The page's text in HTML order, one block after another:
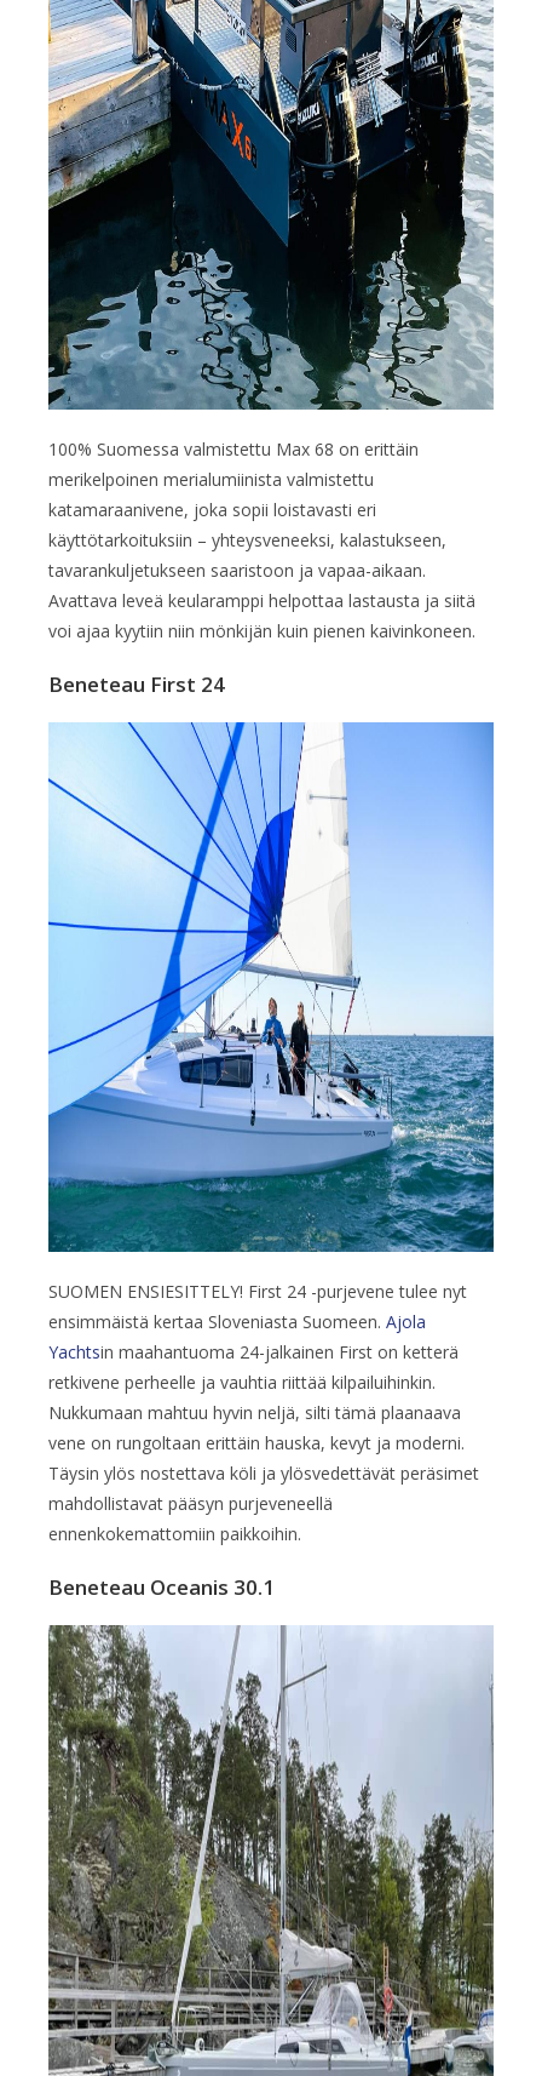
100% Suomessa valmistettu Max 68 on erittäin
merikelpoinen merialumiinista valmistettu
katamaraanivene, joka sopii loistavasti eri
käyttötarkoituksiin – yhteysveneeksi, kalastukseen,
tavarankuljetukseen saaristoon ja vapaa-aikaan.
Avattava leveä keularamppi helpottaa lastausta ja siitä
voi ajaa kyytiin niin mönkijän kuin pienen kaivinkoneen.
Beneteau First 24
SUOMEN ENSIESITTELY! First 24 -purjevene tulee nyt
ensimmäistä kertaa Sloveniasta Suomeen. Ajola
Yachtsin maahantuoma 24-jalkainen First on ketterä
retkivene perheelle ja vauhtia riittää kilpailuihinkin.
Nukkumaan mahtuu hyvin neljä, silti tämä plaanaava
vene on rungoltaan erittäin hauska, kevyt ja moderni.
Täysin ylös nostettava köli ja ylösvedettävät peräsimet
mahdollistavat pääsyn purjeveneellä
ennenkokemattomiin paikkoihin.
Beneteau Oceanis 30.1